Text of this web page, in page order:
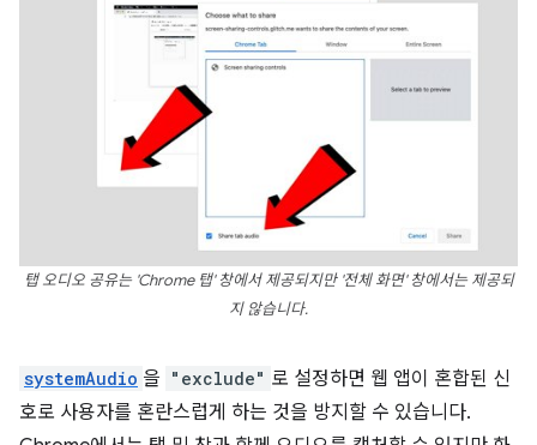
탭 오디오 공유는 'Chrome 탭' 창에서 제공되지만 '전체 화면' 창에서는 제공되
지 않습니다.
systemAudio 을 "exclude" 로 설정하면 웹 앱이 혼합된 신
호로 사용자를 혼란스럽게 하는 것을 방지할 수 있습니다.